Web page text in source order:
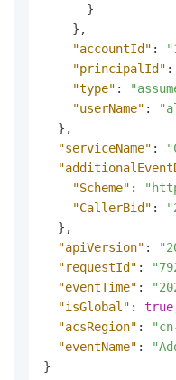
}
} ,
"accountId" :
"principalId" :
"type" :
"userName" :
} ,
"serviceName" :
"Scheme" :
"CallerBid" :
} ,
"apiVersion" :
"requestId" :
"eventTime" :
"isGlobal" : true
"acsRegion" :
"eventName" :
}